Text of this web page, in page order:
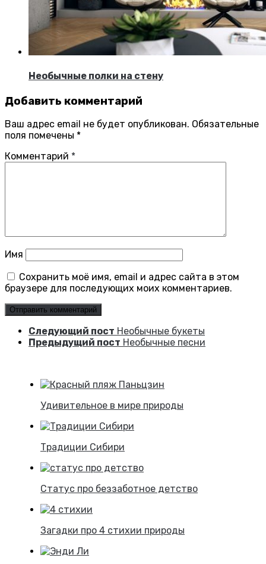
Необычные полки на стену
Добавить комментарий
Ваш адрес email не будет опубликован. Обязательные
поля помечены *
Комментарий *
Имя
Сохранить моё имя, email и адрес сайта в этом
браузере для последующих моих комментариев.
Следующий пост Необычные букеты
Предыдущий пост Необычные песни
Удивительное в мире природы
Традиции Сибири
Статус про беззаботное детство
Загадки про 4 стихии природы